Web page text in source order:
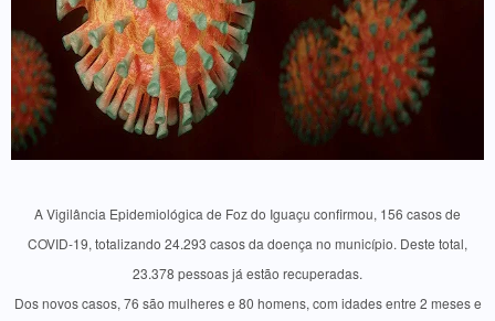
A Vigilância Epidemiológica de Foz do Iguaçu confirmou, 156 casos de
COVID-19, totalizando 24.293 casos da doença no município. Deste total,
23.378 pessoas já estão recuperadas.
Dos novos casos, 76 são mulheres e 80 homens, com idades entre 2 meses e